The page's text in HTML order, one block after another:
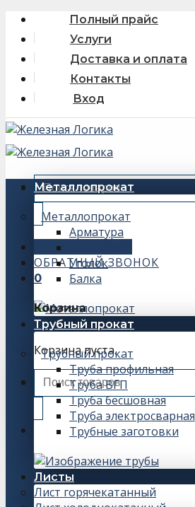
Skip
content
Полный прайс
Услуги
Доставка и оплата
Контакты
Вход
Искать:
+7 (343) 243-56-66
ОБРАТНЫЙ ЗВОНОК
0
Корзина
Корзина пуста.
Искать:
Металлопрокат
Металлопрокат
Арматура
Уголок
Балка
Трубный прокат
Трубный прокат
Труба профильная
Труба ВГП
Труба бесшовная
Труба электросварная
Трубные заготовки
Листы
Лист горячекатанный